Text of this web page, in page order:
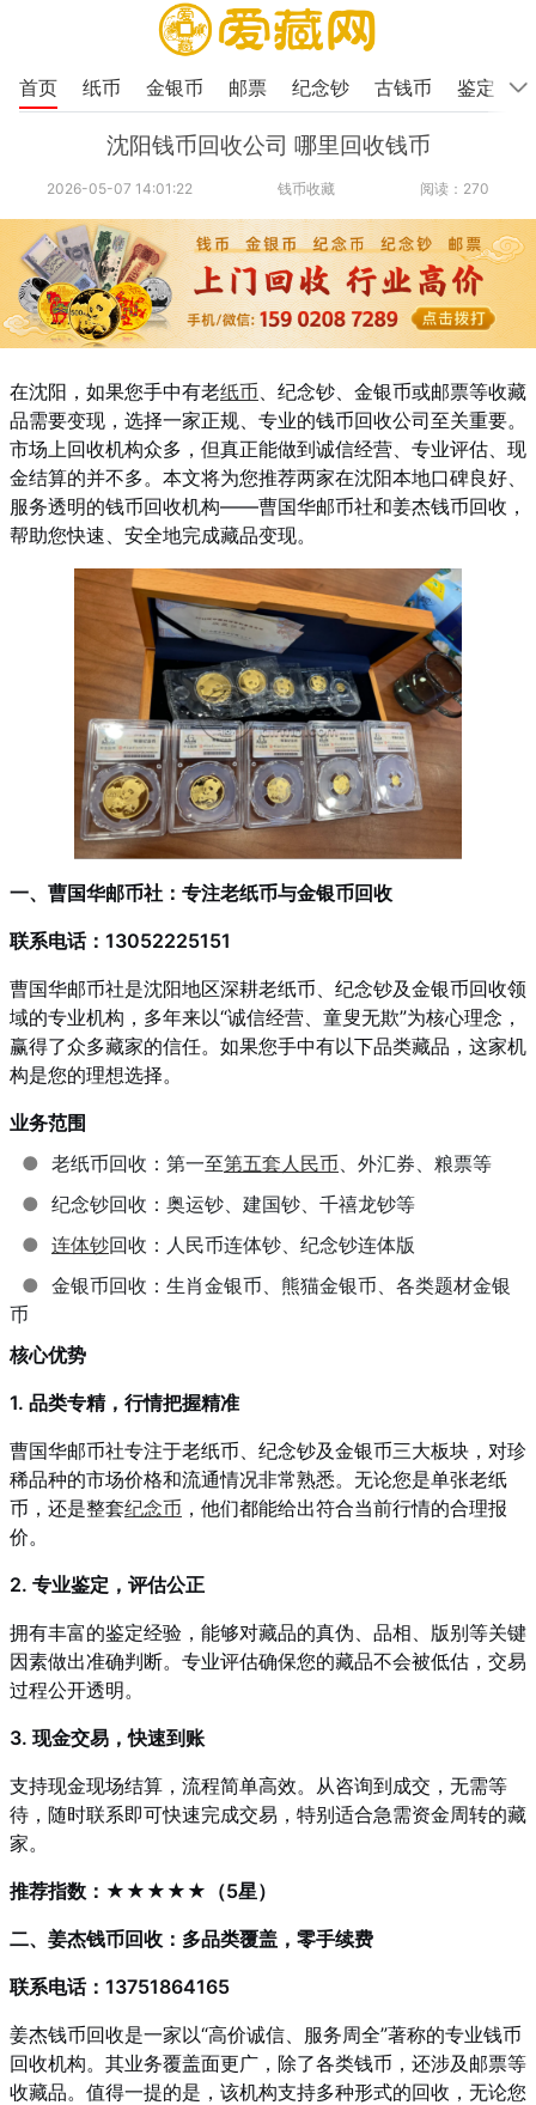
首页 纸币 金银币 邮票 纪念钞 古钱币 鉴定
沈阳钱币回收公司 哪里回收钱币
2026-05-07 14:01:22 钱币收藏 阅读：270
在沈阳，如果您手中有老纸币 、纪念钞、金银币或邮票等收藏
品需要变现，选择一家正规、专业的钱币回收公司至关重要。
市场上回收机构众多，但真正能做到诚信经营、专业评估、现
金结算的并不多。本文将为您推荐两家在沈阳本地口碑良好、
服务透明的钱币回收机构——曹国华邮币社和姜杰钱币回收，
帮助您快速、安全地完成藏品变现。
一、曹国华邮币社：专注老纸币与金银币回收
联系电话：13052225151
曹国华邮币社是沈阳地区深耕老纸币、纪念钞及金银币回收领
域的专业机构，多年来以“诚信经营、童叟无欺”为核心理念，
赢得了众多藏家的信任。如果您手中有以下品类藏品，这家机
构是您的理想选择。
业务范围
● 老纸币回收：第一至第五套人民币 、外汇券、粮票等
● 纪念钞回收：奥运钞、建国钞、千禧龙钞等
● 连体钞回收：人民币连体钞、纪念钞连体版
● 金银币回收：生肖金银币、熊猫金银币、各类题材金银
币
核心优势
1. 品类专精，行情把握精准
曹国华邮币社专注于老纸币、纪念钞及金银币三大板块，对珍
稀品种的市场价格和流通情况非常熟悉。无论您是单张老纸
币，还是整套纪念币 ，他们都能给出符合当前行情的合理报
价。
2. 专业鉴定，评估公正
拥有丰富的鉴定经验，能够对藏品的真伪、品相、版别等关键
因素做出准确判断。专业评估确保您的藏品不会被低估，交易
过程公开透明。
3. 现金交易，快速到账
支持现金现场结算，流程简单高效。从咨询到成交，无需等
待，随时联系即可快速完成交易，特别适合急需资金周转的藏
家。
推荐指数：★★★★★（5星）
二、姜杰钱币回收：多品类覆盖，零手续费
联系电话：13751864165
姜杰钱币回收是一家以“高价诚信、服务周全”著称的专业钱币
回收机构。其业务覆盖面更广，除了各类钱币，还涉及邮票等
收藏品。值得一提的是，该机构支持多种形式的回收，无论您